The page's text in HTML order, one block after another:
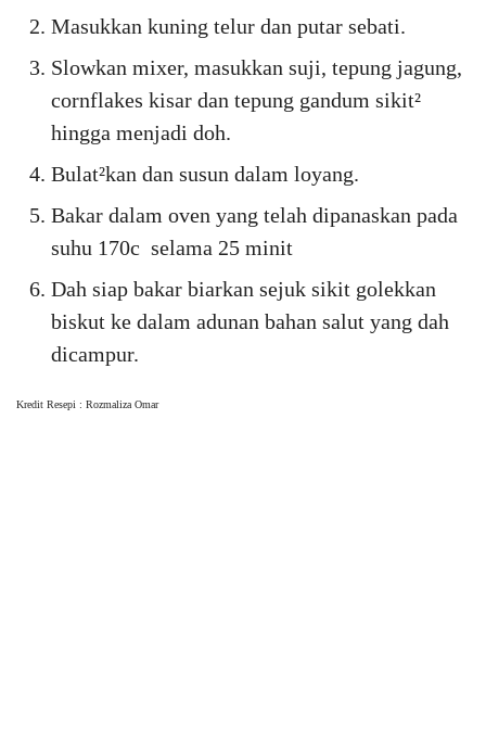
Masukkan kuning telur dan putar sebati.
Slowkan mixer, masukkan suji, tepung jagung,
cornflakes kisar dan tepung gandum sikit²
hingga menjadi doh.
Bulat²kan dan susun dalam loyang.
Bakar dalam oven yang telah dipanaskan pada
suhu 170c selama 25 minit
Dah siap bakar biarkan sejuk sikit golekkan
biskut ke dalam adunan bahan salut yang dah
dicampur.
Kredit Resepi : Rozmaliza Omar